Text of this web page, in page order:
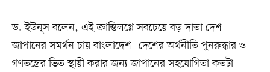
ড. ইউনূস বলেন, এই ক্রান্তিলগ্নে সবচেয়ে বড় দাতা দেশ
জাপানের সমর্থন চায় বাংলাদেশ। দেশের অর্থনীতি পুনরুদ্ধার ও
গণতন্ত্রের ভিত স্থায়ী করার জন্য জাপানের সহযোগিতা কতটা